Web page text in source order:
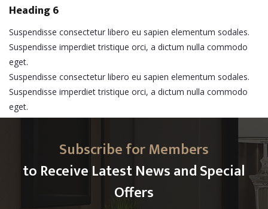
Heading 6
Suspendisse consectetur libero eu sapien elementum sodales.
Suspendisse imperdiet tristique orci, a dictum nulla commodo
eget.
Suspendisse consectetur libero eu sapien elementum sodales.
Suspendisse imperdiet tristique orci, a dictum nulla commodo
eget.
Subscribe for Members
to Receive Latest News and Special
Offers